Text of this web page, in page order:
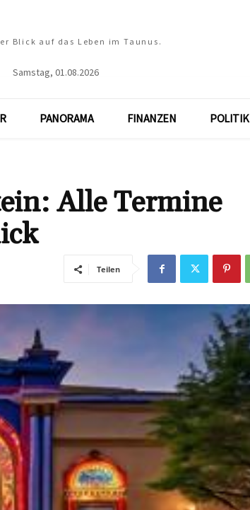
Blick auf das Leben im Taunus.
Samstag, 01.08.2026
PANORAMA FINANZEN POLITIK
Alle Termine
Teilen